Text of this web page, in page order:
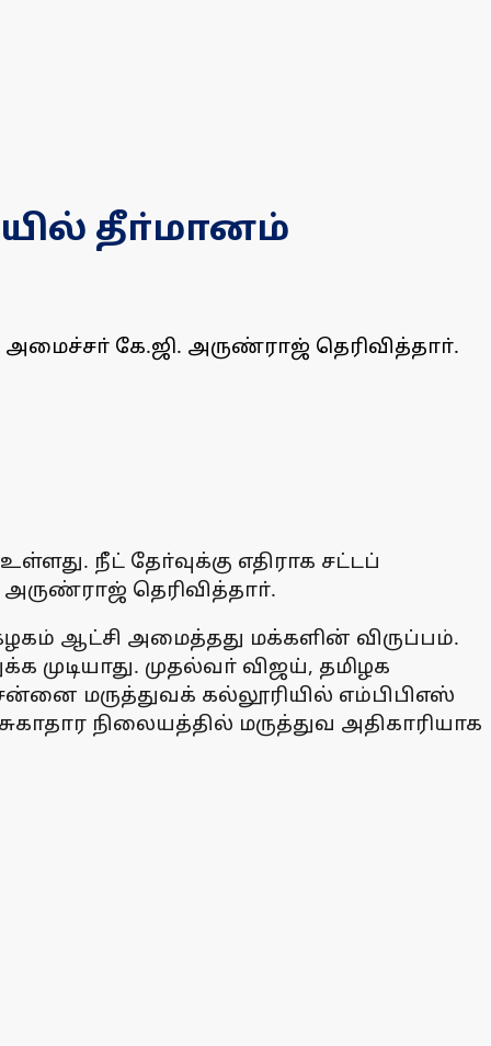
தீா்மானம்
கே.ஜி. அருண்ராஜ் தெரிவித்தாா்.
நீட் தோ்வுக்கு எதிராக சட்டப்
தெரிவித்தாா்.
ஆட்சி அமைத்தது மக்களின் விருப்பம்.
முதல்வா் விஜய், தமிழக
மருத்துவக் கல்லூரியில் எம்பிபிஎஸ்
நிலையத்தில் மருத்துவ அதிகாரியாக